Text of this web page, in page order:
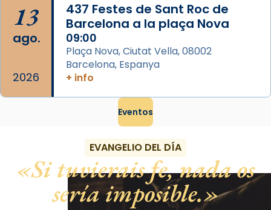
13
ago.
2026
437 Festes de Sant Roc de
Barcelona a la plaça Nova
09:00
Plaça Nova, Ciutat Vella, 08002
Barcelona, Espanya
+ info
Eventos
EVANGELIO DEL DÍA
Si tuvierais fe, nada os
sería imposible.